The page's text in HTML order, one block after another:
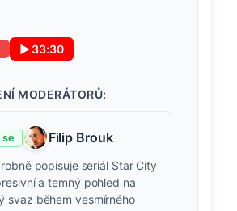
▶ 33:30
MODERÁTORŮ:
se Filip Brouk
popisuje seriál Star City
a temný pohled na
svaz během vesmírného